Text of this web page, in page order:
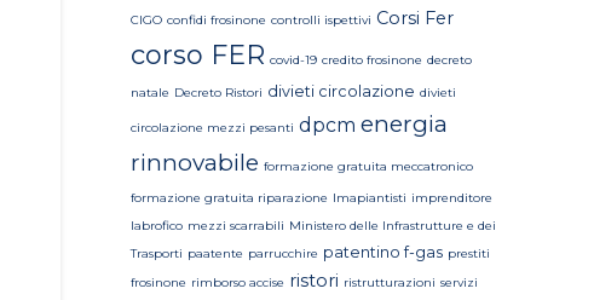
CIGO confidi frosinone controlli ispettivi Corsi Fer
corso FER covid-19 credito frosinone decreto
natale Decreto Ristori divieti circolazione divieti
circolazione mezzi pesanti dpcm energia
rinnovabile formazione gratuita meccatronico
formazione gratuita riparazione Imapiantisti imprenditore
labrofico mezzi scarrabili Ministero delle Infrastrutture e dei
Trasporti paatente parrucchire patentino f-gas prestiti
frosinone rimborso accise ristori ristrutturazioni servizi